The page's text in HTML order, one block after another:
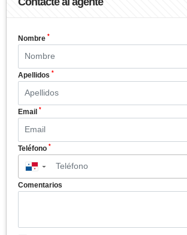
Nombre *
Apellidos *
Email *
Teléfono *
▼
Comentarios